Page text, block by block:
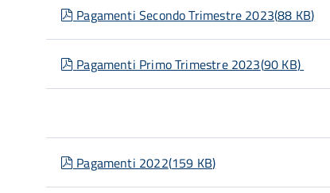
pdf
Pagamenti Secondo Trimestre 2023(88 KB)
pdf
Pagamenti Primo Trimestre 2023(90 KB)
pdf
Pagamenti 2022(159 KB)